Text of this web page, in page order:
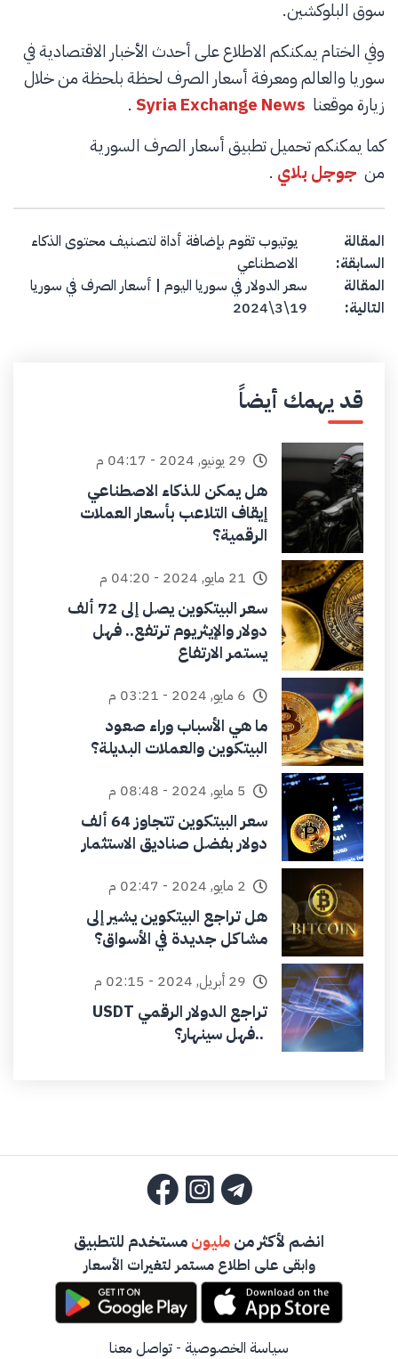
سوق البلوكشين.
وفي الختام يمكنكم الاطلاع على أحدث الأخبار الاقتصادية في
سوريا والعالم ومعرفة أسعار الصرف لحظة بلحظة من خلال
زيارة موقعنا Syria Exchange News
.
كما يمكنكم تحميل تطبيق أسعار الصرف السورية
من جوجل بلاي .
Post navigation
المقالة
السابقة:
يوتيوب تقوم بإضافة أداة لتصنيف محتوى الذكاء
الاصطناعي
المقالة
التالية:
سعر الدولار في سوريا اليوم | أسعار الصرف في سوريا
19\3\2024
قد يهمك أيضاً
29 يونيو, 2024 - 04:17 م
هل يمكن للذكاء الاصطناعي
إيقاف التلاعب بأسعار العملات
الرقمية؟
21 مايو, 2024 - 04:20 م
سعر البيتكوين يصل إلى 72 ألف
دولار والإيثريوم ترتفع.. فهل
يستمر الارتفاع
6 مايو, 2024 - 03:21 م
ما هي الأسباب وراء صعود
البيتكوين والعملات البديلة؟
5 مايو, 2024 - 08:48 م
سعر البيتكوين تتجاوز 64 ألف
دولار بفضل صناديق الاستثمار
2 مايو, 2024 - 02:47 م
هل تراجع البيتكوين يشير إلى
مشاكل جديدة في الأسواق؟
29 أبريل, 2024 - 02:15 م
تراجع الدولار الرقمي USDT
..فهل سينهار؟
انضم لأكثر منمليونمستخدم للتطبيق
وابقى على اطلاع مستمر لتغيرات الأسعار
سياسة الخصوصية - تواصل معنا